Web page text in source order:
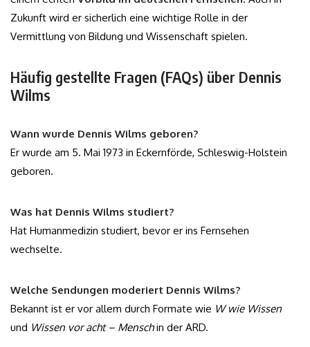
Zukunft wird er sicherlich eine wichtige Rolle in der
Vermittlung von Bildung und Wissenschaft spielen.
Häufig gestellte Fragen (FAQs) über Dennis
Wilms
Wann wurde Dennis Wilms geboren?
Er wurde am 5. Mai 1973 in Eckernförde, Schleswig-Holstein
geboren.
Was hat Dennis Wilms studiert?
Hat Humanmedizin studiert, bevor er ins Fernsehen
wechselte.
Welche Sendungen moderiert Dennis Wilms?
Bekannt ist er vor allem durch Formate wie W wie Wissen
und Wissen vor acht – Menschin der ARD.